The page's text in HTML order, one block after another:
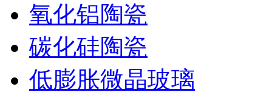
氧化铝陶瓷
碳化硅陶瓷
低膨胀微晶玻璃